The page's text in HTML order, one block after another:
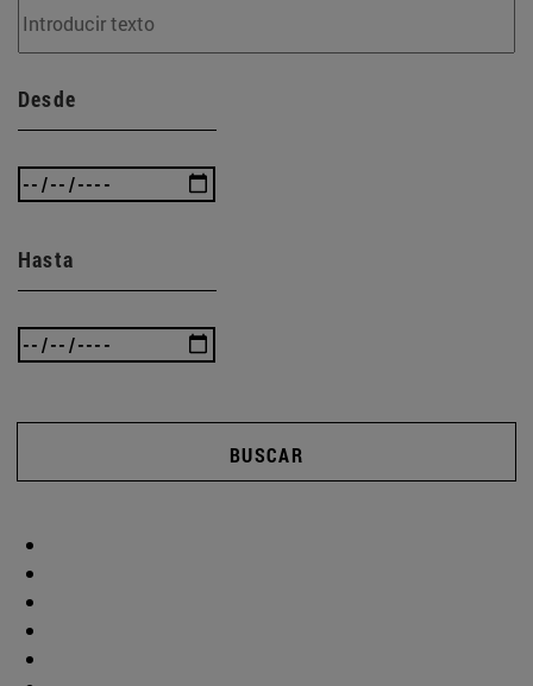
Desde
Hasta
BUSCAR